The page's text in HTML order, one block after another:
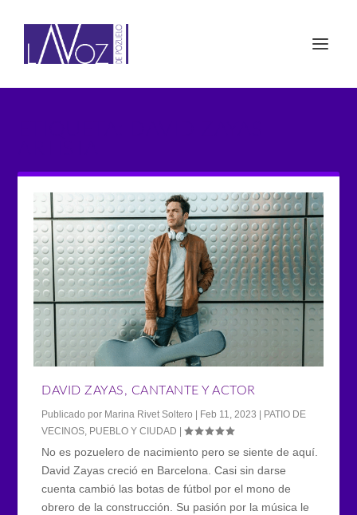
DAVID ZAYAS, CANTANTE Y ACTOR
Publicado por Marina Rivet Soltero | Feb 11, 2023 | PATIO DE
VECINOS PUEBLO Y CIUDAD |
No es pozuelero de nacimiento pero se siente de aquí.
David Zayas creció en Barcelona. Casi sin darse
cuenta cambió las botas de fútbol por el mono de
obrero de la construcción. Su pasión por la música le